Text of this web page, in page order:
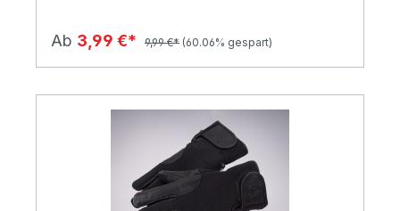
Ab 3,99 €* 9,99 €* (60.06% gespart)